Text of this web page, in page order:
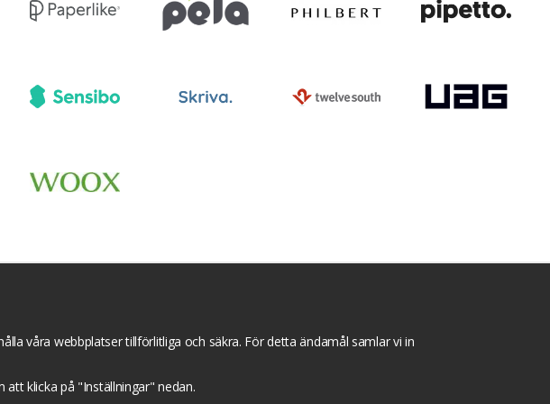
våra webbplatser tillförlitliga och säkra. För detta ändamål samlar vi in
att klicka på "Inställningar" nedan.